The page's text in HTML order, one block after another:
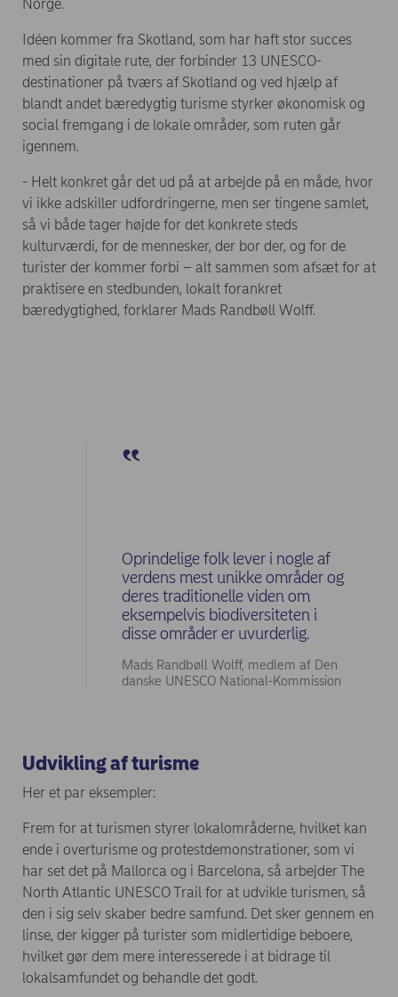
Norge.
Idéen kommer fra Skotland, som har haft stor succes
med sin digitale rute, der forbinder 13 UNESCO-
destinationer på tværs af Skotland og ved hjælp af
blandt andet bæredygtig turisme styrker økonomisk og
social fremgang i de lokale områder, som ruten går
igennem.
- Helt konkret går det ud på at arbejde på en måde, hvor
vi ikke adskiller udfordringerne, men ser tingene samlet,
så vi både tager højde for det konkrete steds
kulturværdi, for de mennesker, der bor der, og for de
turister der kommer forbi – alt sammen som afsæt for at
praktisere en stedbunden, lokalt forankret
bæredygtighed, forklarer Mads Randbøll Wolff.
Oprindelige folk lever i nogle af
verdens mest unikke områder og
deres traditionelle viden om
eksempelvis biodiversiteten i
disse områder er uvurderlig.
Mads Randbøll Wolff, medlem af Den
danske UNESCO National-Kommission
Udvikling af turisme
Her et par eksempler:
Frem for at turismen styrer lokalområderne, hvilket kan
ende i overturisme og protestdemonstrationer, som vi
har set det på Mallorca og i Barcelona, så arbejder The
North Atlantic UNESCO Trail for at udvikle turismen, så
den i sig selv skaber bedre samfund. Det sker gennem en
linse, der kigger på turister som midlertidige beboere,
hvilket gør dem mere interesserede i at bidrage til
lokalsamfundet og behandle det godt.